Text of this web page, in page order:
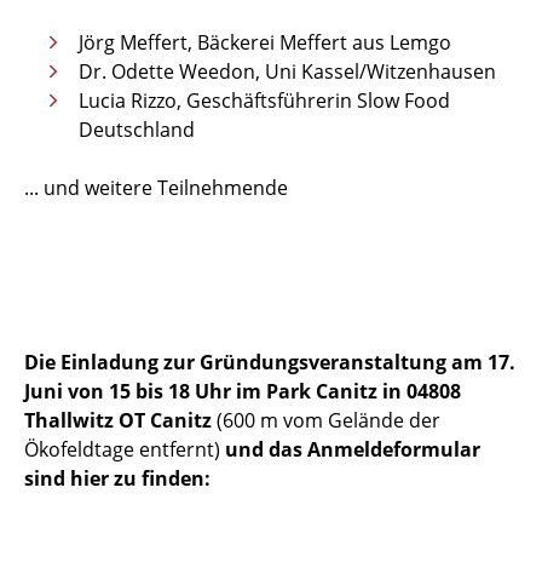
Jörg Meffert, Bäckerei Meffert aus Lemgo
Dr. Odette Weedon, Uni Kassel/Witzenhausen
Lucia Rizzo, Geschäftsführerin Slow Food
Deutschland
... und weitere Teilnehmende
Die Einladung zur Gründungsveranstaltung am 17.
Juni von 15 bis 18 Uhr im Park Canitz in 04808
Thallwitz OT Canitz(600 m vom Gelände der
Ökofeldtage entfernt) und das Anmeldeformular
sind hier zu finden: